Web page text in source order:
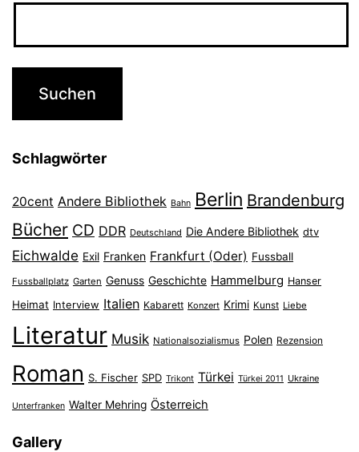
Schlagwörter
20cent Andere Bibliothek Bahn Berlin Brandenburg
Bücher CD DDR Deutschland Die Andere Bibliothek dtv
Eichwalde Exil Franken Frankfurt (Oder) Fussball
Fussballplatz Garten Genuss Geschichte Hammelburg Hanser
Heimat Interview Italien Kabarett Konzert Krimi Kunst Liebe
Literatur Musik Nationalsozialismus Polen Rezension
Roman S. Fischer SPD Trikont Türkei Türkei 2011 Ukraine
Unterfranken Walter Mehring Österreich
Gallery